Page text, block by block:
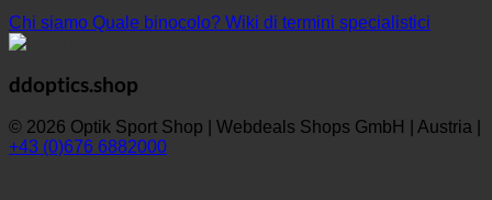
Chi siamo Quale binocolo? Wiki di termini specialistici
ddoptics.shop
© 2026 Optik Sport Shop | Webdeals Shops GmbH | Austria |
+43 (0)676 6882000